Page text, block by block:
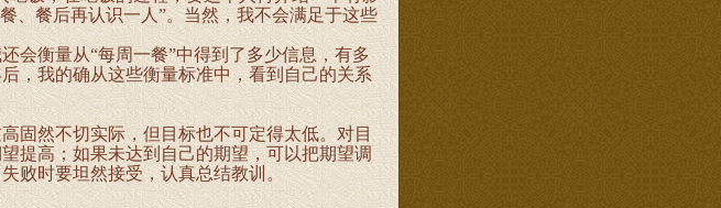
、餐后再认识一人”。当然，我不会满足于这些
衡量从“每周一餐”中得到了多少信息，有多
，我的确从这些衡量标准中，看到自己的关系
然不切实际，但目标也不可定得太低。对目
提高；如果未达到自己的期望，可以把期望调
败时要坦然接受，认真总结教训。